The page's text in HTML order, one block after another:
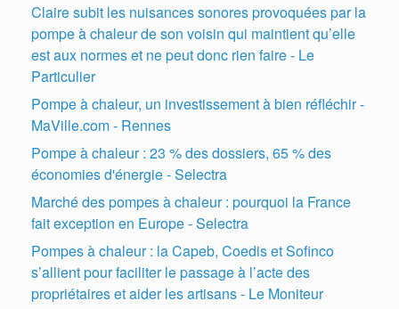
Claire subit les nuisances sonores provoquées par la
pompe à chaleur de son voisin qui maintient qu’elle
est aux normes et ne peut donc rien faire - Le
Particulier
Pompe à chaleur, un investissement à bien réfléchir -
MaVille.com - Rennes
Pompe à chaleur : 23 % des dossiers, 65 % des
économies d'énergie - Selectra
Marché des pompes à chaleur : pourquoi la France
fait exception en Europe - Selectra
Pompes à chaleur : la Capeb, Coedis et Sofinco
s’allient pour faciliter le passage à l’acte des
propriétaires et aider les artisans - Le Moniteur